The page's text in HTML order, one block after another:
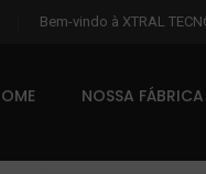
Bem-vindo à XTRAL
NOSSA FÁBRICA